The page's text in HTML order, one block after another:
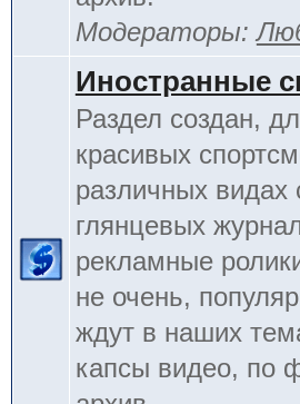
Модераторы:
Иностранные
Раздел создан,
красивых
различных
глянцевых
рекламные
не очень,
ждут в наших
капсы видео, по